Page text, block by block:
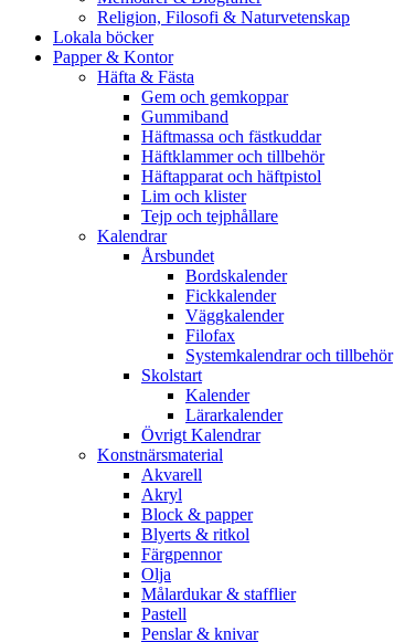
Religion, Filosofi & Naturvetenskap
Lokala böcker
Papper & Kontor
Häfta & Fästa
Gem och gemkoppar
Gummiband
Häftmassa och fästkuddar
Häftklammer och tillbehör
Häftapparat och häftpistol
Lim och klister
Tejp och tejphållare
Kalendrar
Årsbundet
Bordskalender
Fickkalender
Väggkalender
Filofax
Systemkalendrar och tillbehör
Skolstart
Kalender
Lärarkalender
Övrigt Kalendrar
Konstnärsmaterial
Akvarell
Akryl
Block & papper
Blyerts & ritkol
Färgpennor
Olja
Målardukar & stafflier
Pastell
Penslar & knivar